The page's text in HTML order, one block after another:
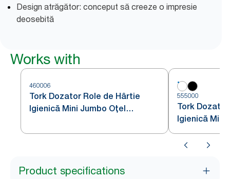
Design atrăgător: conceput să creeze o impresie
deosebită
Works with
460006
Tork Dozator Role de Hârtie
Igienică Mini Jumbo Oțel
555000
Tork
Igienică Mini
Product specifications